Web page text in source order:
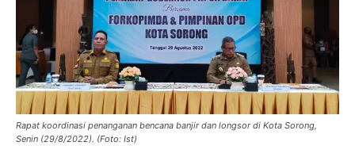
Rapat koordinasi penanganan bencana banjir dan longsor di Kota Sorong,
Senin (29/8/2022). (Foto: Ist)